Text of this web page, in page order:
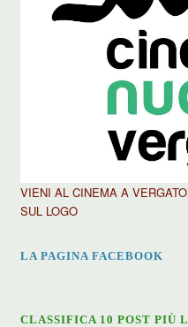
VIENI AL CINEMA A
SUL LOGO
LA PAGINA FACEBOOK
CLASSIFICA 10 POST PIÙ